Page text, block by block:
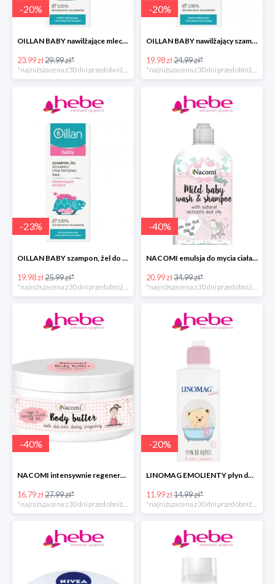
-20%
OILLAN BABY nawilżające mleczko do ciała, 200 ml
23.99 zł29.99 zł*
-20%
OILLAN BABY nawilżający szampon do włosów, 200 ml
19.98 zł24.99 zł*
-23%
OILLAN BABY szampon, żel do kąpieli i pod prysznic, 200 ml
19.98 zł25.99 zł*
*najniższa cena z 30 dni przed obniżką
-40%
NACOMI emulsja do mycia ciała dla dzieci
20.99 zł34.99 zł*
*najniższa cena z 30 dni przed obniżką
-40%
NACOMI intensywnie regenerujące masło do ciała dla kobiet w ciąży
16.79 zł27.99 zł*
*najniższa cena z 30 dni przed obniżką
-20%
LINOMAG EMOLIENTY płyn do kąpieli dla dzieci i niemowląt
11.99 zł14.99 zł*
*najniższa cena z 30 dni przed obniżką